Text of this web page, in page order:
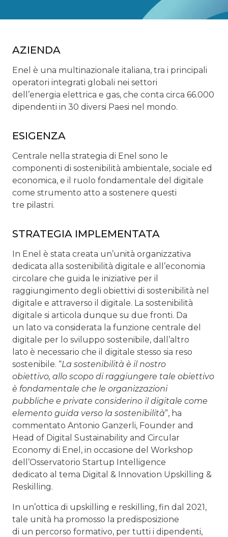
AZIENDA
Enel è una multinazionale italiana, tra i principali
operatori integrati globali nei settori
dell’energia elettrica e gas, che conta circa 66.000
dipendenti in 30 diversi Paesi nel mondo.
ESIGENZA
Centrale nella strategia di Enel sono le
componenti di sostenibilità ambientale, sociale ed
economica, e il ruolo fondamentale del digitale
come strumento atto a sostenere questi
tre pilastri.
STRATEGIA IMPLEMENTATA
In Enel è stata creata un’unità organizzativa
dedicata alla sostenibilità digitale e all’economia
circolare che guida le iniziative per il
raggiungimento degli obiettivi di sostenibilità nel
digitale e attraverso il digitale. La sostenibilità
digitale si articola dunque su due fronti. Da
un lato va considerata la funzione centrale del
digitale per lo sviluppo sostenibile, dall’altro
lato è necessario che il digitale stesso sia reso
sostenibile. “La sostenibilità è il nostro
obiettivo, allo scopo di raggiungere tale obiettivo
è fondamentale che le organizzazioni
pubbliche e private considerino il digitale come
elemento guida verso la sostenibilità”, ha
commentato Antonio Ganzerli, Founder and
Head of Digital Sustainability and Circular
Economy di Enel, in occasione del Workshop
dell’Osservatorio Startup Intelligence
dedicato al tema Digital & Innovation Upskilling &
Reskilling.
In un’ottica di upskilling e reskilling, fin dal 2021,
tale unità ha promosso la predisposizione
di un percorso formativo, per tutti i dipendenti,